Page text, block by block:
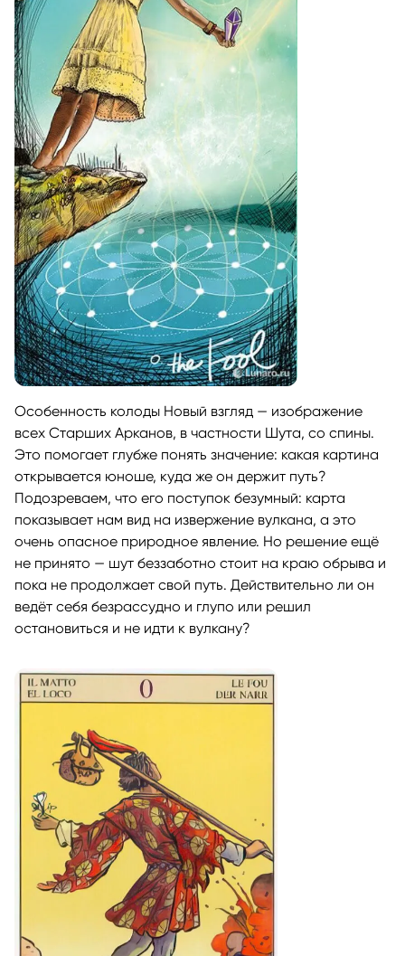
Особенность колоды Новый взгляд — изображение
всех Старших Арканов, в частности Шута, со спины.
Это помогает глубже понять значение: какая картина
открывается юноше, куда же он держит путь?
Подозреваем, что его поступок безумный: карта
показывает нам вид на извержение вулкана, а это
очень опасное природное явление. Но решение ещё
не принято — шут беззаботно стоит на краю обрыва и
пока не продолжает свой путь. Действительно ли он
ведёт себя безрассудно и глупо или решил
остановиться и не идти к вулкану?